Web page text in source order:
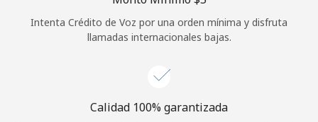
Intenta Crédito de Voz por una orden mínima y disfruta
llamadas internacionales bajas.
Calidad 100% garantizada